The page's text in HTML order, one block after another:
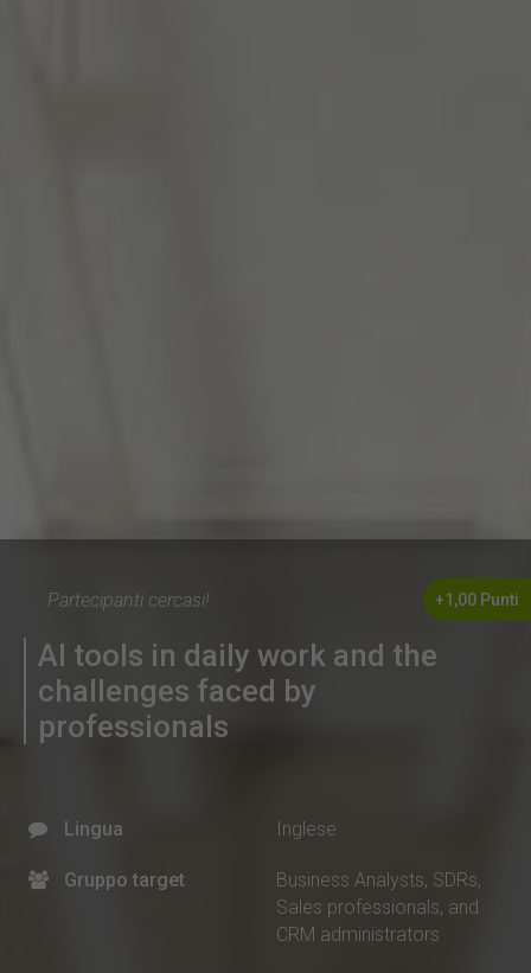
Partecipanti cercasi!
AI tools in daily work and the
challenges faced by
professionals
+1,00 Punti
Lingua Inglese
Gruppo target
Business Analysts, SDRs,
Sales professionals, and
CRM administrators